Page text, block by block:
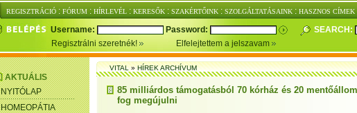
REGISZTRÁCIÓ : FÓRUM : HÍRLEVÉL : KERESŐK : SZAKÉRTŐINK : SZOLGÁLTATÁSAINK : HASZNOS CÍMEK
Username: Password:
SEARCH:
Regisztrálni szeretnék!
Elfelejtettem a jelszavam
AKTUÁLIS
NYITÓLAP
HOMEOPÁTIA
VITAL»HÍREK ARCHÍVUM
85 milliárdos támogatásból 70 kórház és 20
fog megújulni